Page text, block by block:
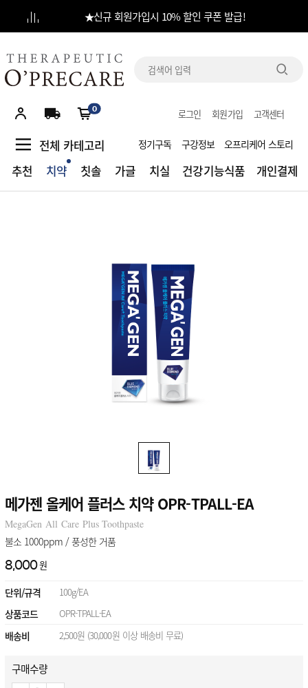
★신규 회원가입시 10% 할인 쿠폰 발급!
로그인 회원가입 고객센터
0
전체 카테고리
추천
치약 칫솔 가글 치실 건강기능식품 개인결제
정기구독 구강정보 오프리케어 스토리
메가젠 올케어 플러스 치약 OPR-TPALL-EA
MegaGen All Care Plus Toothpaste
불소 1000ppm / 풍성한 거품
8,000원
단위/규격 100g/EA
상품코드 OPR-TPALL-EA
배송비 2,500원 (30,000원 이상 배송비 무료)
구매수량
카테고리
추천
치약
구강정보
오프리케어
스토리